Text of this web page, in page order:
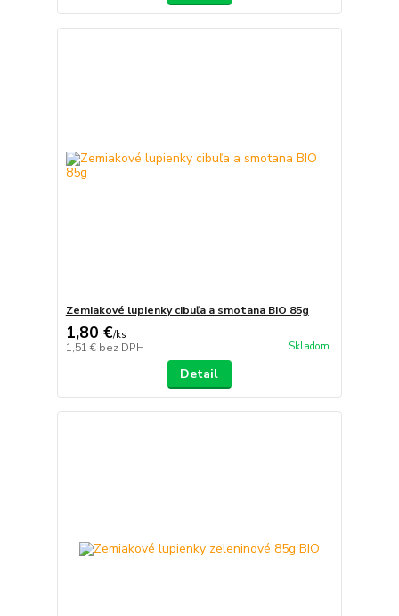
Zemiakové lupienky cibuľa a smotana BIO 85g
1,80 €/ks
1,51 € bez DPH Skladom
Detail